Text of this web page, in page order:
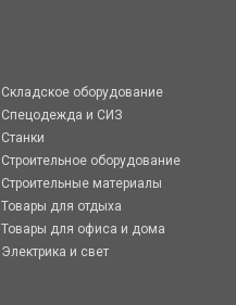
Складское оборудование
Спецодежда и СИЗ
Станки
Строительное оборудование
Строительные материалы
Товары для отдыха
Товары для офиса и дома
Электрика и свет